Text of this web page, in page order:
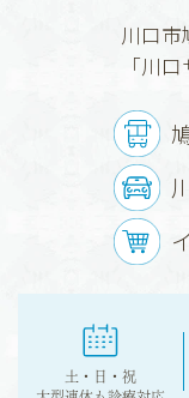
腔管理体制強
とに伴い、患
変更となる場
患者さまには
より良い医療
て、何卒ご理
し上げます。
2026.06.18
平素より当院
川口市
「川
土・日・祝